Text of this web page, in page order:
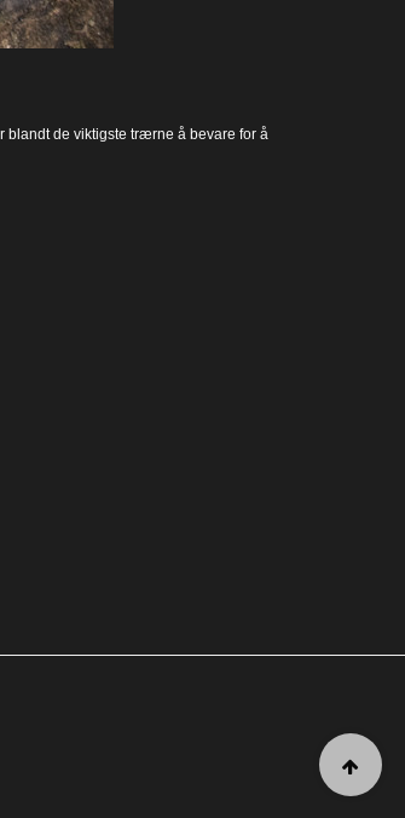
blandt de viktigste trærne å bevare for å